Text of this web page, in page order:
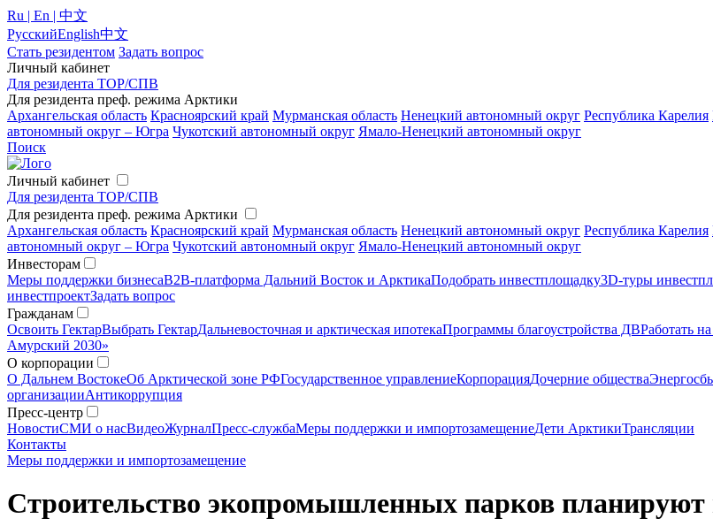
Ru | En | 中文
РусскийEnglish中文
Стать резидентом Задать вопрос
Личный кабинет
Для резидента ТОР/СПВ
Для резидента преф. режима Арктики
Архангельская область Красноярский край Мурманская область Ненецкий автономный округ Республика Карелия
автономный округ – Югра Чукотский автономный округ Ямало-Ненецкий автономный округ
Поиск
Личный кабинет
Для резидента ТОР/СПВ
Для резидента преф. режима Арктики
Архангельская область Красноярский край Мурманская область Ненецкий автономный округ Республика Карелия
автономный округ – Югра Чукотский автономный округ Ямало-Ненецкий автономный округ
Инвесторам
Меры поддержки бизнесаB2B-платформа Дальний Восток и АрктикаПодобрать инвестплощадку3D-туры
инвестпроектЗадать вопрос
Гражданам
Освоить ГектарВыбрать ГектарДальневосточная и арктическая ипотекаПрограммы благоустройства ДВРаботать
Амурский 2030»
О корпорации
О Дальнем ВостокеОб Арктической зоне РФГосударственное управлениеКорпорацияДочерние общества
организацииАнтикоррупция
Пресс-центр
НовостиСМИ о насВидеоЖурналПресс-службаМеры поддержки и импортозамещениеДети АрктикиТрансляции
Контакты
Меры поддержки и импортозамещение
Строительство экопромышленных парков планируют